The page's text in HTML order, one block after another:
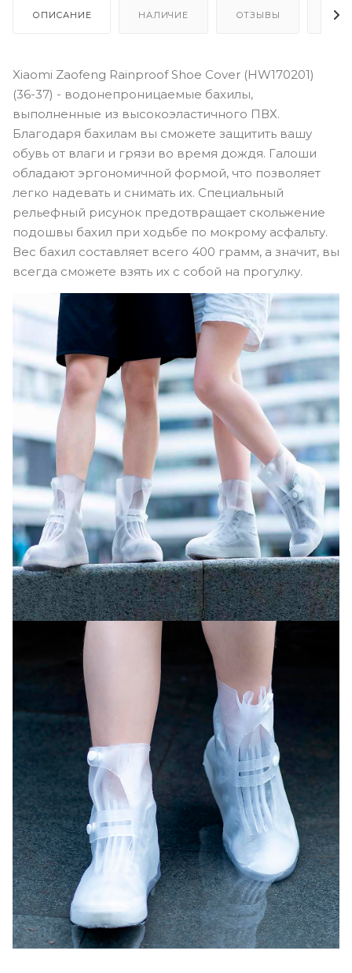
ОПИСАНИЕ НАЛИЧИЕ ОТЗЫВЫ
Xiaomi Zaofeng Rainproof Shoe Cover (HW170201)
(36-37) - водонепроницаемые бахилы,
выполненные из высокоэластичного ПВХ.
Благодаря бахилам вы сможете защитить вашу
обувь от влаги и грязи во время дождя. Галоши
обладают эргономичной формой, что позволяет
легко надевать и снимать их. Специальный
рельефный рисунок предотвращает скольжение
подошвы бахил при ходьбе по мокрому асфальту.
Вес бахил составляет всего 400 грамм, а значит, вы
всегда сможете взять их с собой на прогулку.